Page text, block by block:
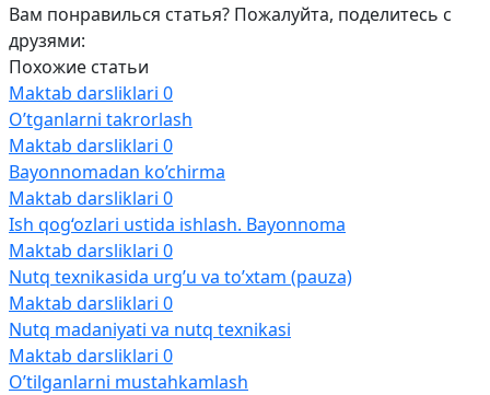
Вам понравилься статья? Пожалуйта, поделитесь с
друзями:
Похожие статьи
Maktab darsliklari 0
O’tganlarni takrorlash
Maktab darsliklari 0
Bayonnomadan ko’chirma
Maktab darsliklari 0
Ish qog‘ozlari ustida ishlash. Bayonnoma
Maktab darsliklari 0
Nutq texnikasida urg’u va to’xtam (pauza)
Maktab darsliklari 0
Nutq madaniyati va nutq texnikasi
Maktab darsliklari 0
O’tilganlarni mustahkamlash